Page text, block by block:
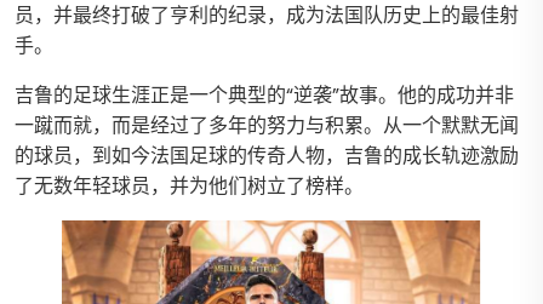
员，并最终打破了亨利的纪录，成为法国队历史上的最佳射
手。
吉鲁的足球生涯正是一个典型的“逆袭”故事。他的成功并非
一蹴而就，而是经过了多年的努力与积累。从一个默默无闻
的球员，到如今法国足球的传奇人物，吉鲁的成长轨迹激励
了无数年轻球员，并为他们树立了榜样。